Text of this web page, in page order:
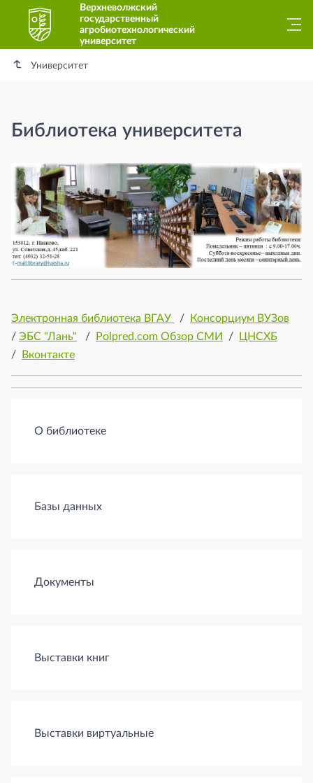
Верхневолжский
государственный
агробиотехнологический
университет
Университет
Библиотека университета
Электронная библиотека ВГАУ /
Консорциум ВУЗов
/ ЭБС "Лань" / Polpred.com Обзор СМИ /
ЦНСХБ
/
Вконтакте
О библиотеке
Базы данных
Документы
Выставки книг
Выставки виртуальные